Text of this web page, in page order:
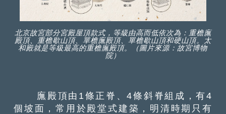
北京故宮部分宮殿屋頂款式，等級由高而低依次為：重檐廡
殿頂、重檐歇山頂、單檐廡殿頂、單檐歇山頂和硬山頂。太
和殿就是等級最高的重檐廡殿頂。（圖片來源：故宮博物
院）
廡殿頂由1條正脊、4條斜脊組成，有4
個坡面，常用於殿堂式建築，明清時期只有